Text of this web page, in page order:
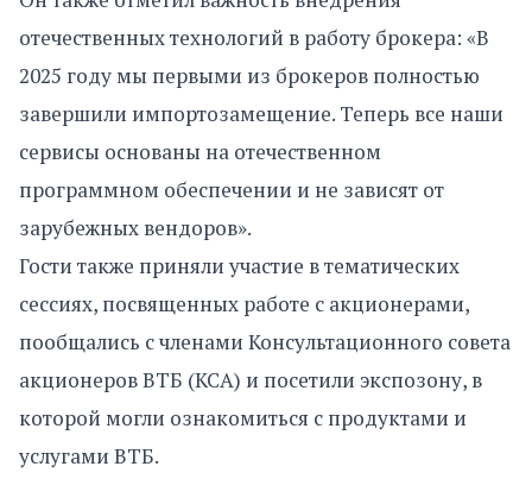
отечественных технологий в работу брокера: «В
2025 году мы первыми из брокеров полностью
завершили импортозамещение. Теперь все наши
сервисы основаны на отечественном
программном обеспечении и не зависят от
зарубежных вендоров».
Гости также приняли участие в тематических
сессиях, посвященных работе с акционерами,
пообщались с членами Консультационного совета
акционеров ВТБ (КСА) и посетили экспозону, в
которой могли ознакомиться с продуктами и
услугами ВТБ.